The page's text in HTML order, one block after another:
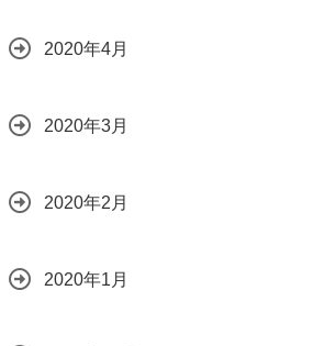
2020年4月
2020年3月
2020年2月
2020年1月